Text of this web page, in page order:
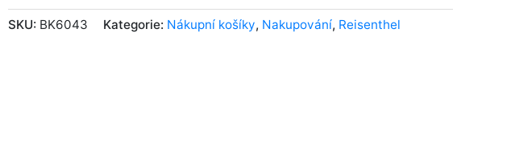
SKU: BK6043 Kategorie: Nákupní košíky, Nakupování, Reisenthel